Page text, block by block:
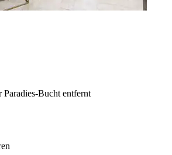
Paradies-Bucht entfernt